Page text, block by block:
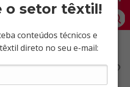
o setor têxtil!
conteúdos técnicos e
direto no seu e-mail:
Kg
/ Kg